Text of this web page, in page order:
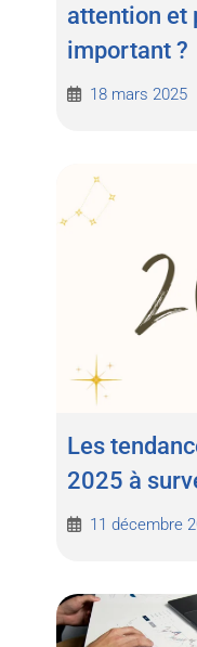
attention et
important ?
18 mars 2025
Les
2025 à
11 décembre